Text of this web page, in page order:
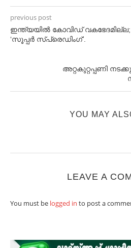
previous post
ഇന്ത്യയില്‍ കോവിഡ്‌
‘സൂപ്പര്‍ സ്‌പ്രെഡിംഗ്‌’.
അറ്റകുറ്റപ്പണി
YOU MAY
LEAVE A
You must be logged in to post a